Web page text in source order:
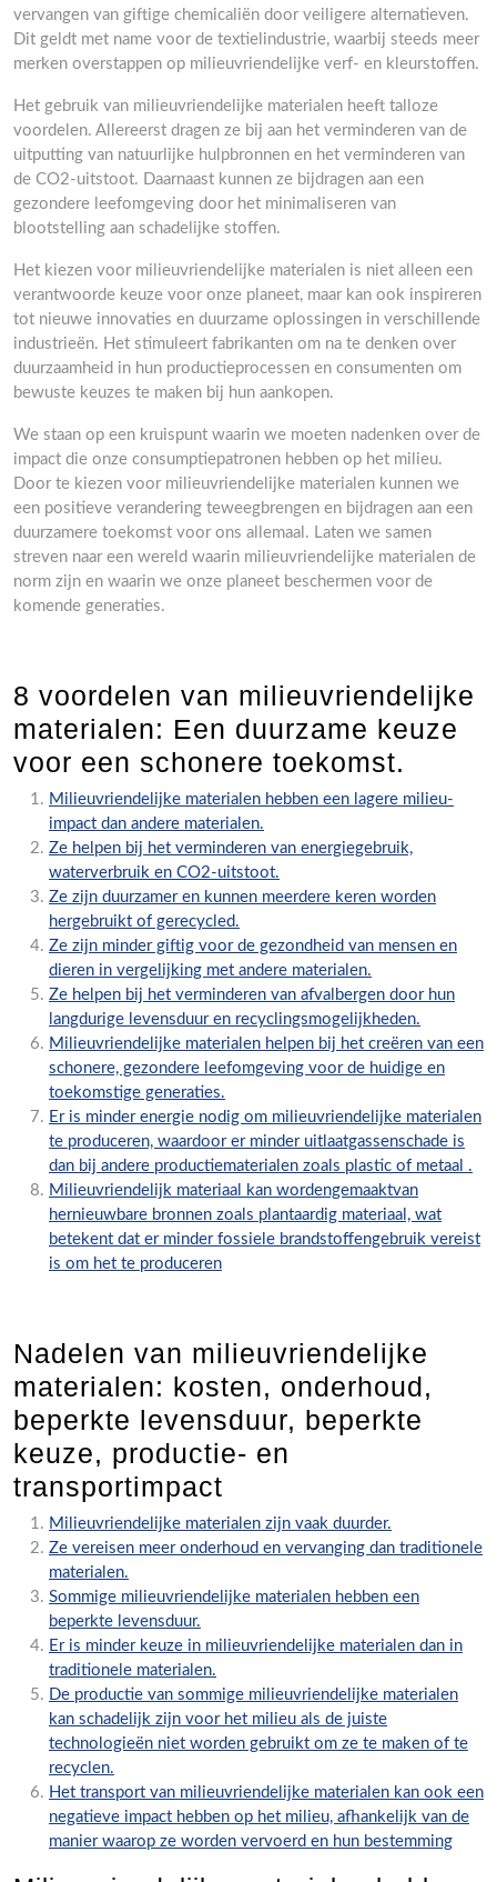
vervangen van giftige chemicaliën door veiligere alternatieven.
Dit geldt met name voor de textielindustrie, waarbij steeds meer
merken overstappen op milieuvriendelijke verf- en kleurstoffen.
Het gebruik van milieuvriendelijke materialen heeft talloze
voordelen. Allereerst dragen ze bij aan het verminderen van de
uitputting van natuurlijke hulpbronnen en het verminderen van
de CO2-uitstoot. Daarnaast kunnen ze bijdragen aan een
gezondere leefomgeving door het minimaliseren van
blootstelling aan schadelijke stoffen.
Het kiezen voor milieuvriendelijke materialen is niet alleen een
verantwoorde keuze voor onze planeet, maar kan ook inspireren
tot nieuwe innovaties en duurzame oplossingen in verschillende
industrieën. Het stimuleert fabrikanten om na te denken over
duurzaamheid in hun productieprocessen en consumenten om
bewuste keuzes te maken bij hun aankopen.
We staan op een kruispunt waarin we moeten nadenken over de
impact die onze consumptiepatronen hebben op het milieu.
Door te kiezen voor milieuvriendelijke materialen kunnen we
een positieve verandering teweegbrengen en bijdragen aan een
duurzamere toekomst voor ons allemaal. Laten we samen
streven naar een wereld waarin milieuvriendelijke materialen de
norm zijn en waarin we onze planeet beschermen voor de
komende generaties.
8 voordelen van milieuvriendelijke
materialen: Een duurzame keuze
voor een schonere toekomst.
Milieuvriendelijke materialen hebben een lagere milieu-
impact dan andere materialen.
Ze helpen bij het verminderen van energiegebruik,
waterverbruik en CO2-uitstoot.
Ze zijn duurzamer en kunnen meerdere keren worden
hergebruikt of gerecycled.
Ze zijn minder giftig voor de gezondheid van mensen en
dieren in vergelijking met andere materialen.
Ze helpen bij het verminderen van afvalbergen door hun
langdurige levensduur en recyclingsmogelijkheden.
Milieuvriendelijke materialen helpen bij het creëren van een
schonere, gezondere leefomgeving voor de huidige en
toekomstige generaties.
Er is minder energie nodig om milieuvriendelijke materialen
te produceren, waardoor er minder uitlaatgassenschade is
dan bij andere productiematerialen zoals plastic of metaal .
Milieuvriendelijk materiaal kan wordengemaaktvan
hernieuwbare bronnen zoals plantaardig materiaal, wat
betekent dat er minder fossiele brandstoffengebruik vereist
is om het te produceren
Nadelen van milieuvriendelijke
materialen: kosten, onderhoud,
beperkte levensduur, beperkte
keuze, productie- en
transportimpact
Milieuvriendelijke materialen zijn vaak duurder.
Ze vereisen meer onderhoud en vervanging dan traditionele
materialen.
Sommige milieuvriendelijke materialen hebben een
beperkte levensduur.
Er is minder keuze in milieuvriendelijke materialen dan in
traditionele materialen.
De productie van sommige milieuvriendelijke materialen
kan schadelijk zijn voor het milieu als de juiste
technologieën niet worden gebruikt om ze te maken of te
recyclen.
Het transport van milieuvriendelijke materialen kan ook een
negatieve impact hebben op het milieu, afhankelijk van de
manier waarop ze worden vervoerd en hun bestemming